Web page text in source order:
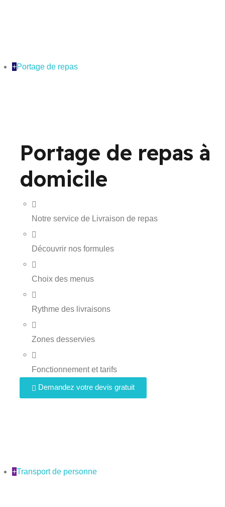
+Portage de repas
Portage de repas à
domicile
Notre service de Livraison de repas
Découvrir nos formules
Choix des menus
Rythme des livraisons
Zones desservies
Fonctionnement et tarifs
Demandez votre devis gratuit
+Transport de personne